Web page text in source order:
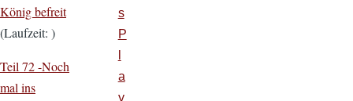
König befreit
(Laufzeit: )
Teil 72 -Noch
mal ins
s
P
a
y